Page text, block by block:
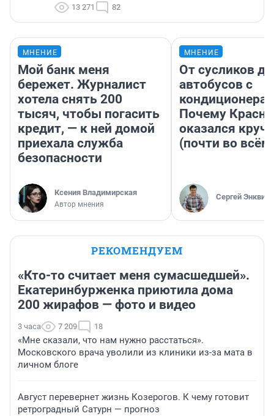
13 271 82
МНЕНИЕ
Мой банк меня
бережет. Журналист
хотела снять 200
тысяч, чтобы погасить
кредит, — к ней домой
приехала служба
безопасности
Ксения Владимирская
Автор мнения
МНЕНИЕ
От сусликов до
автобусов с
Почему
оказался
(почти во
Сергей Энквист
РЕКОМЕНДУЕМ
«Кто-то считает меня сумасшедшей».
Екатеринбурженка приютила дома
200 жирафов — фото и видео
3 часа 7 209 18
«Мне сказали, что нам нужно расстаться».
Московского врача уволили из клиники из-за мата в
личном блоге
Август перевернет жизнь Козерогов. К чему готовит
ретроградный Сатурн — прогноз